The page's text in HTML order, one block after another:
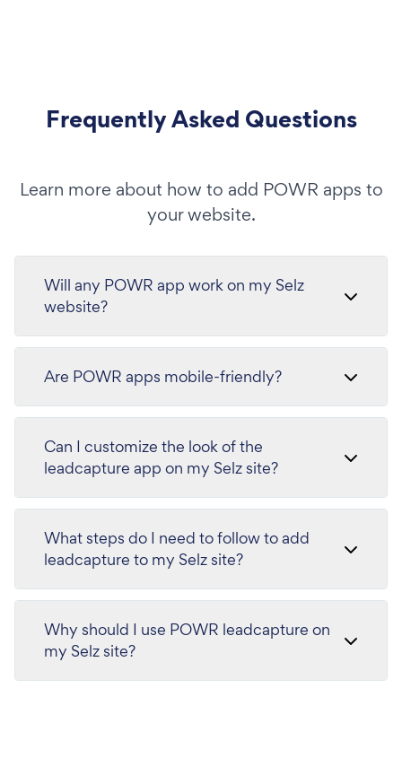
Frequently Asked Questions
Learn more about how to add POWR apps to
your website.
Will any POWR app work on my Selz
website?
Are POWR apps mobile-friendly?
Can I customize the look of the
leadcapture app on my Selz site?
What steps do I need to follow to add
leadcapture to my Selz site?
Why should I use POWR leadcapture on
my Selz site?